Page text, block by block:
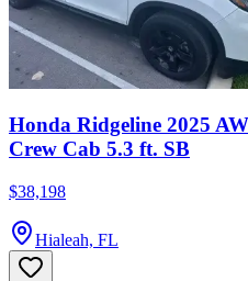
Honda Ridgeline 2025
Crew Cab 5.3 ft. SB
$38,198
Hialeah, FL